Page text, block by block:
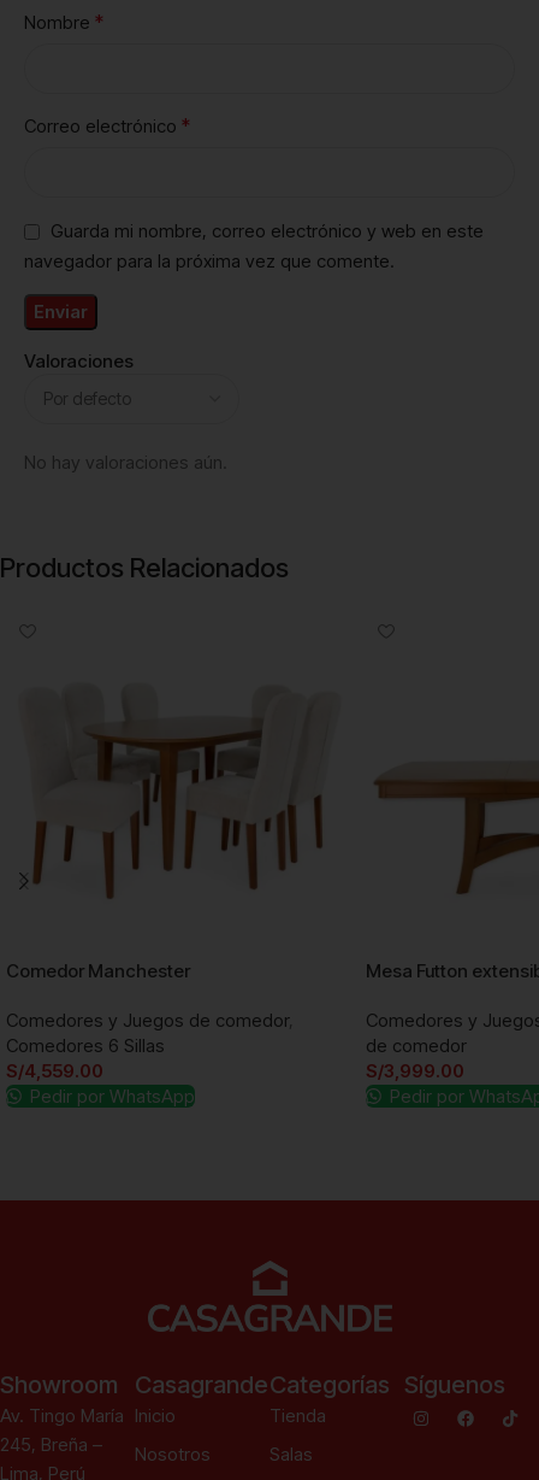
Valoraciones
No hay valoraciones aún.
Nombre *
Correo electrónico *
Guarda mi nombre, correo electrónico y web en este
navegador para la próxima vez que comente.
Productos Relacionados
Comedor Manchester
Comedores y Juegos de comedor,
Comedores 6 Sillas
S/4,559.00
Pedir por WhatsApp
Mesa Futton
Comedores y
de comedor
S/3,999.00
Pedir por
Showroom
Av. Tingo María
245, Breña –
Lima, Perú
Casagrande
Inicio
Nosotros
Categorías
Tienda
Salas
Síguenos